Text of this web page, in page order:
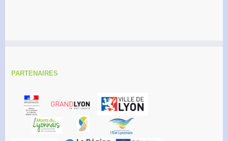
PARTENAIRES